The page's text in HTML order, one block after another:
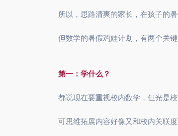
所以，思路清爽的家长，在孩子的
但数学的暑假鸡娃计划，有两个关
第一：学什么？
都说现在要重视校内数学，但光是
可思维拓展内容好像又和校内关联